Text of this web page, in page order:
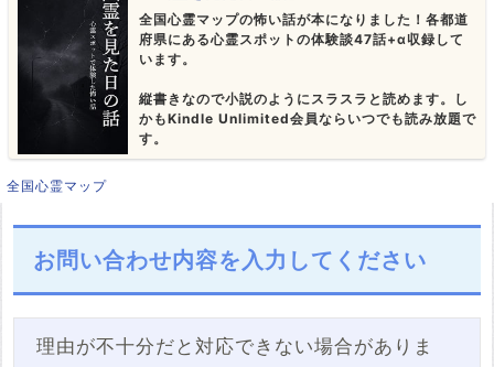
全国心霊マップの怖い話が本になりました！各都道
府県にある心霊スポットの体験談47話+α収録して
います。
縦書きなので小説のようにスラスラと読めます。し
かもKindle Unlimited会員ならいつでも読み放題で
す。
全国心霊マップ
お問い合わせ内容を入力してください
理由が不十分だと対応できない場合がありま